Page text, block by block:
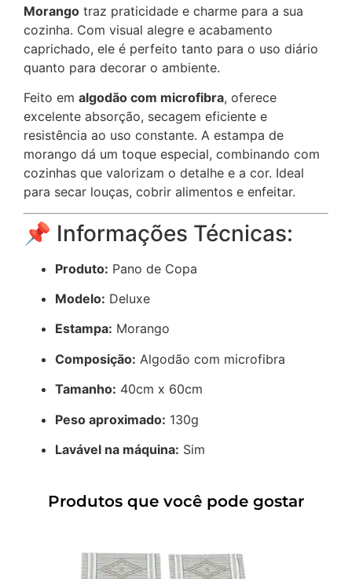
Morango traz praticidade e charme para a sua
cozinha. Com visual alegre e acabamento
caprichado, ele é perfeito tanto para o uso diário
quanto para decorar o ambiente.
Feito em algodão com microfibra, oferece
excelente absorção, secagem eficiente e
resistência ao uso constante. A estampa de
morango dá um toque especial, combinando com
cozinhas que valorizam o detalhe e a cor. Ideal
para secar louças, cobrir alimentos e enfeitar.
📌 Informações Técnicas:
Produto: Pano de Copa
Modelo: Deluxe
Estampa: Morango
Composição: Algodão com microfibra
Tamanho: 40cm x 60cm
Peso aproximado: 130g
Lavável na máquina: Sim
Produtos que você pode gostar